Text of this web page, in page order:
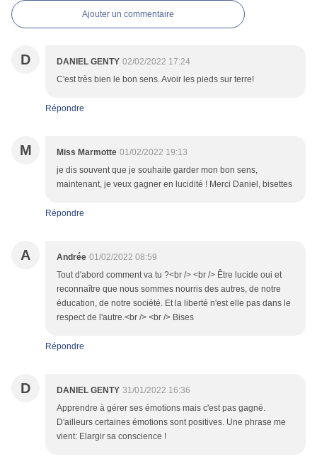
Ajouter un commentaire
D DANIEL GENTY 02/02/2022 17:24
C'est très bien le bon sens. Avoir les pieds sur terre!
Répondre
M Miss Marmotte 01/02/2022 19:13
je dis souvent que je souhaite garder mon bon sens,
maintenant, je veux gagner en lucidité ! Merci Daniel, bisettes
Répondre
A Andrée 01/02/2022 08:59
Tout d'abord comment va tu ?<br /> <br /> Être lucide oui et
reconnaître que nous sommes nourris des autres, de notre
éducation, de notre société. Et la liberté n'est elle pas dans le
respect de l'autre.<br /> <br /> Bises
Répondre
D DANIEL GENTY 31/01/2022 16:36
Apprendre à gérer ses émotions mais c'est pas gagné.
D'ailleurs certaines émotions sont positives. Une phrase me
vient: Elargir sa conscience !